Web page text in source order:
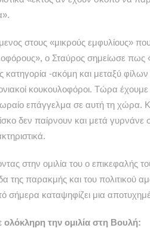
στους «μικρούς εμφυλίους»
ο Σταύρος σημείωσε πως
κατηγορία -ακόμη και μεταξύ φίλων
κουκουλοφόροι. Τώρα
ωραίο επάγγελμα σε αυτή τη χώρα.
δεν παίρνουν και μετά γυρνάνε
στην ομιλία του ο επικεφαλής
της παρακμής και του πολιτικού
σήμερα καταψηφίζει μια
ολόκληρη την ομιλία στη Βουλή: